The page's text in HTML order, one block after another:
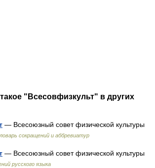
"Всесовфизкульт" в других
— Всесоюзный совет физической культуры
сокращений и аббревиатур
— Всесоюзный совет физической культуры
русского языка